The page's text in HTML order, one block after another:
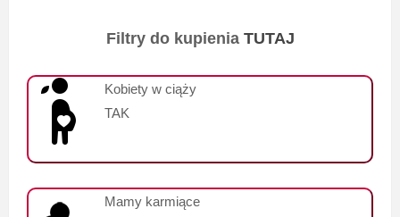
Filtry do kupienia TUTAJ
Kobiety w ciąży
TAK
Mamy karmiące